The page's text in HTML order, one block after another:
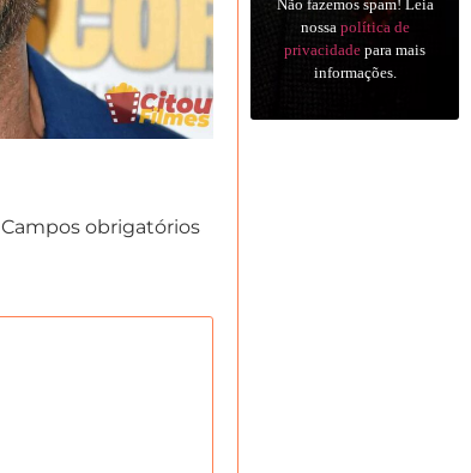
Campos obrigatórios
Não fazemos spam! Leia
nossa política de
privacidade para mais
informações.